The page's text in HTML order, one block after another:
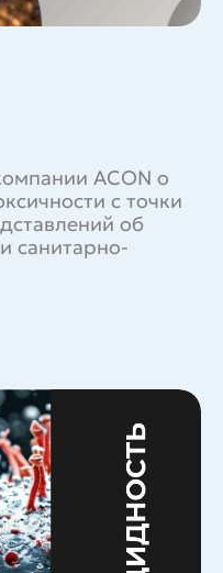
ACON о
с точки
об
санитарно-